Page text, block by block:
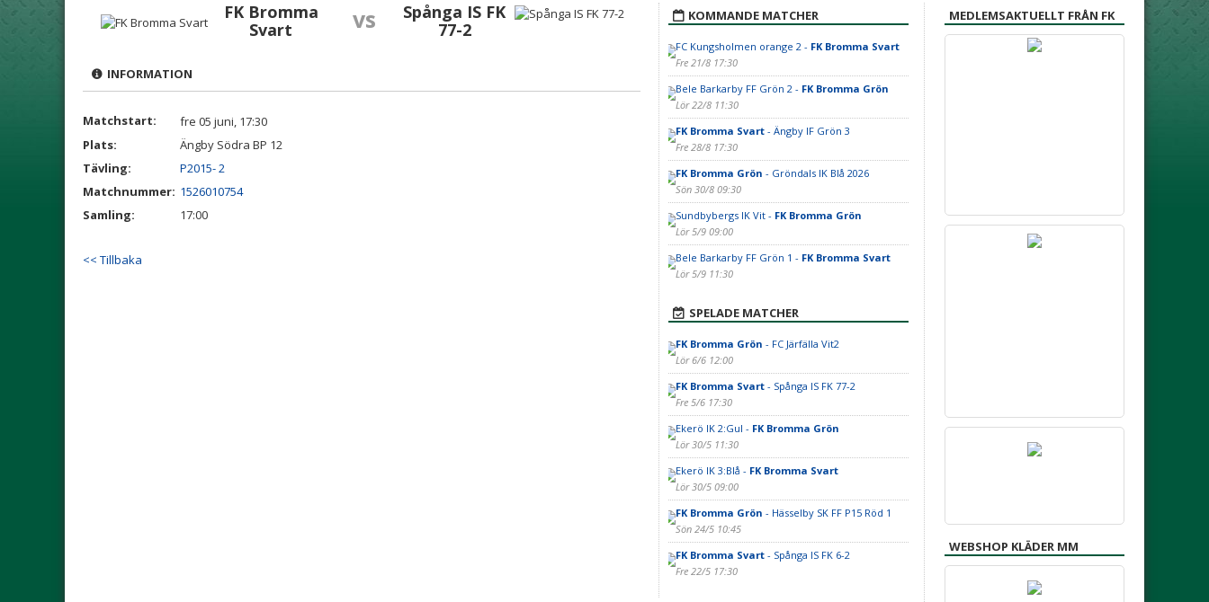
FK Bromma
Svart
vs
Spånga IS FK
77-2
INFORMATION
Matchstart:
fre 05 juni, 17:30
Plats:
Ängby Södra BP 12
Tävling:
P2015- 2
Matchnummer: 1526010754
Samling:
17:00
<< Tillbaka
KOMMANDE MATCHER
FC Kungsholmen orange 2 - FK Bromma Svart
Fre 21/8 17:30
Bele Barkarby FF Grön 2 - FK Bromma Grön
Lör 22/8 11:30
FK Bromma Svart- Ängby IF Grön 3
Fre 28/8 17:30
FK Bromma Grön - Gröndals IK Blå 2026
Sön 30/8 09:30
Sundbybergs IK Vit - FK Bromma Grön
Lör 5/9 09:00
Bele Barkarby FF Grön 1 - FK Bromma Svart
Lör 5/9 11:30
SPELADE MATCHER
FK Bromma Grön - FC Järfälla Vit2
Lör 6/6 12:00
FK Bromma Svart- Spånga IS FK 77-2
Fre 5/6 17:30
Ekerö IK 2:Gul - FK Bromma Grön
Lör 30/5 11:30
Ekerö IK 3:Blå - FK Bromma Svart
Lör 30/5 09:00
FK Bromma Grön - Hässelby SK FF P15 Röd 1
Sön 24/5 10:45
FK Bromma Svart- Spånga IS FK 6-2
Fre 22/5 17:30
MEDLEMSAKTUELLT FRÅN FK
WEBSHOP KLÄDER MM